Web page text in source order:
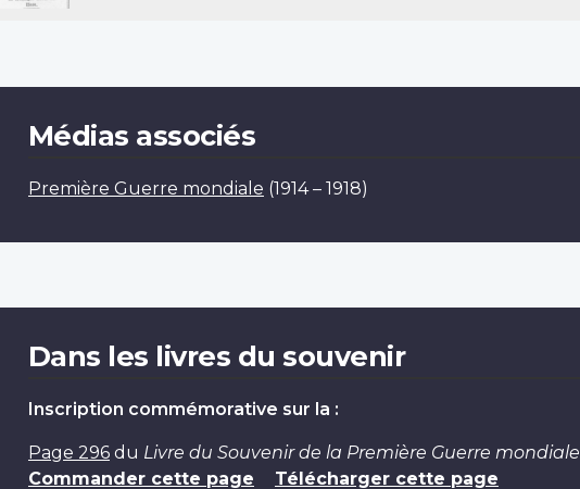
Médias associés
Première Guerre mondiale (1914 – 1918)
Dans les livres du souvenir
Inscription commémorative sur la :
Page 296du Livre du Souvenir de la Première Guerre mondiale
Commander cette page
Télécharger cette page